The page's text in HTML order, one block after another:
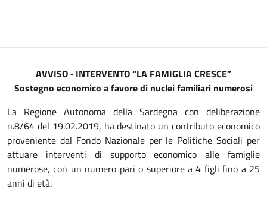
AVVISO ‐ INTERVENTO “LA FAMIGLIA CRESCE”
Sostegno economico a favore di nuclei familiari numerosi
La Regione Autonoma della Sardegna con deliberazione
n.8/64 del 19.02.2019, ha destinato un contributo economico
proveniente dal Fondo Nazionale per le Politiche Sociali per
attuare interventi di supporto economico alle famiglie
numerose, con un numero pari o superiore a 4 figli fino a 25
anni di età.